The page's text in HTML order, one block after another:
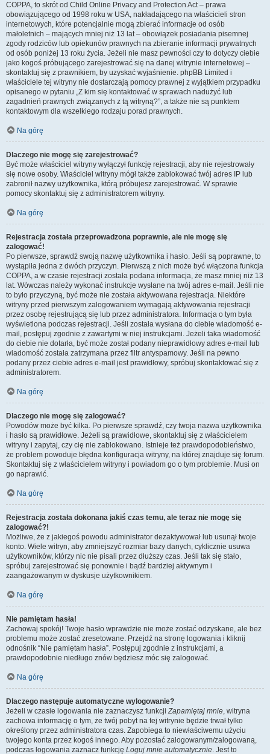
COPPA, to skrót od Child Online Privacy and Protection Act – prawa
obowiązującego od 1998 roku w USA, nakładającego na właścicieli stron
internetowych, które potencjalnie mogą zbierać informacje od osób
małoletnich – mających mniej niż 13 lat – obowiązek posiadania pisemnej
zgody rodziców lub opiekunów prawnych na zbieranie informacji prywatnych
od osób poniżej 13 roku życia. Jeżeli nie masz pewności czy to dotyczy ciebie
jako kogoś próbującego zarejestrować się na danej witrynie internetowej –
skontaktuj się z prawnikiem, by uzyskać wyjaśnienie. phpBB Limited i
właściciele tej witryny nie dostarczają pomocy prawnej z wyjątkiem przypadku
opisanego w pytaniu „Z kim się kontaktować w sprawach nadużyć lub
zagadnień prawnych związanych z tą witryną?”, a także nie są punktem
kontaktowym dla wszelkiego rodzaju porad prawnych.
Na górę
Dlaczego nie mogę się zarejestrować?
Być może właściciel witryny wyłączył funkcję rejestracji, aby nie rejestrowały
się nowe osoby. Właściciel witryny mógł także zablokować twój adres IP lub
zabronił nazwy użytkownika, którą próbujesz zarejestrować. W sprawie
pomocy skontaktuj się z administratorem witryny.
Na górę
Rejestracja została przeprowadzona poprawnie, ale nie mogę się
zalogować!
Po pierwsze, sprawdź swoją nazwę użytkownika i hasło. Jeśli są poprawne, to
wystąpiła jedna z dwóch przyczyn. Pierwszą z nich może być włączona funkcja
COPPA, a w czasie rejestracji została podana informacja, że masz mniej niż 13
lat. Wówczas należy wykonać instrukcje wysłane na twój adres e-mail. Jeśli nie
to było przyczyną, być może nie została aktywowana rejestracja. Niektóre
witryny przed pierwszym zalogowaniem wymagają aktywowania rejestracji
przez osobę rejestrującą się lub przez administratora. Informacja o tym była
wyświetlona podczas rejestracji. Jeśli została wysłana do ciebie wiadomość e-
mail, postępuj zgodnie z zawartymi w niej instrukcjami. Jeżeli taka wiadomość
do ciebie nie dotarła, być może został podany nieprawidłowy adres e-mail lub
wiadomość została zatrzymana przez filtr antyspamowy. Jeśli na pewno
podany przez ciebie adres e-mail jest prawidłowy, spróbuj skontaktować się z
administratorem.
Na górę
Dlaczego nie mogę się zalogować?
Powodów może być kilka. Po pierwsze sprawdź, czy twoja nazwa użytkownika
i hasło są prawidłowe. Jeżeli są prawidłowe, skontaktuj się z właścicielem
witryny i zapytaj, czy cię nie zablokowano. Istnieje też prawdopodobieństwo,
że problem powoduje błędna konfiguracja witryny, na której znajduje się forum.
Skontaktuj się z właścicielem witryny i powiadom go o tym problemie. Musi on
go naprawić.
Na górę
Rejestracja została dokonana jakiś czas temu, ale teraz nie mogę się
zalogować?!
Możliwe, że z jakiegoś powodu administrator dezaktywował lub usunął twoje
konto. Wiele witryn, aby zmniejszyć rozmiar bazy danych, cyklicznie usuwa
użytkowników, którzy nic nie pisali przez dłuższy czas. Jeśli tak się stało,
spróbuj zarejestrować się ponownie i bądź bardziej aktywnym i
zaangażowanym w dyskusje użytkownikiem.
Na górę
Nie pamiętam hasła!
Zachowaj spokój! Twoje hasło wprawdzie nie może zostać odzyskane, ale bez
problemu może zostać zresetowane. Przejdź na stronę logowania i kliknij
odnośnik “Nie pamiętam hasła”. Postępuj zgodnie z instrukcjami, a
prawdopodobnie niedługo znów będziesz móc się zalogować.
Na górę
Dlaczego następuje automatyczne wylogowanie?
Jeżeli w czasie logowania nie zaznaczysz funkcjiZapamiętaj mnie, witryna
zachowa informację o tym, że twój pobyt na tej witrynie będzie trwał tylko
określony przez administratora czas. Zapobiega to niewłaściwemu użyciu
twojego konta przez kogoś innego. Aby pozostać zalogowanym/zalogowaną,
podczas logowania zaznacz funkcję Loguj mnie automatycznie. Jest to